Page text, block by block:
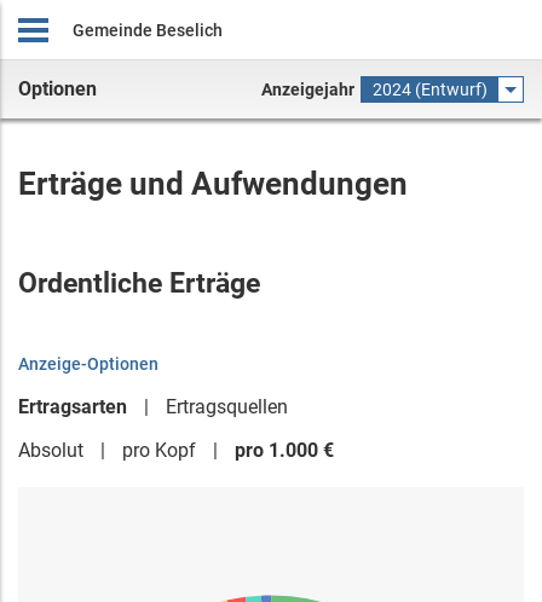
Gemeinde Beselich
Optionen Anzeigejahr 2024 (Entwurf)
Erträge und Aufwendungen
Ordentliche Erträge
Anzeige-Optionen
Ertragsarten
Ertragsquellen
Absolut
pro Kopf pro 1.000 €